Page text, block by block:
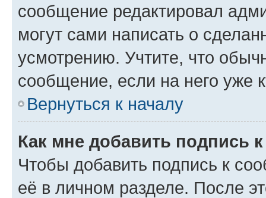
сообщение редактировал
могут сами написать о
усмотрению. Учтите, что
сообщение, если на него уже
Вернуться к началу
Как мне добавить подпись
Чтобы добавить подпись к
её в личном разделе. После